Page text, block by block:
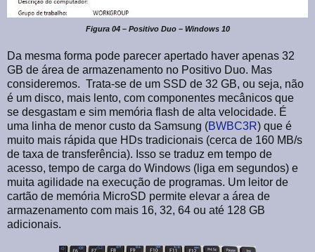
Figura 04 – Positivo Duo – Windows 10
Da mesma forma pode parecer apertado haver apenas 32
GB de área de armazenamento no Positivo Duo. Mas
consideremos. Trata-se de um SSD de 32 GB, ou seja, não
é um disco, mais lento, com componentes mecânicos que
se desgastam e sim memória flash de alta velocidade. É
uma linha de menor custo da Samsung (BWBC3R) que é
muito mais rápida que HDs tradicionais (cerca de 160 MB/s
de taxa de transferência). Isso se traduz em tempo de
acesso, tempo de carga do Windows (liga em segundos) e
muita agilidade na execução de programas. Um leitor de
cartão de memória MicroSD permite elevar a área de
armazenamento com mais 16, 32, 64 ou até 128 GB
adicionais.